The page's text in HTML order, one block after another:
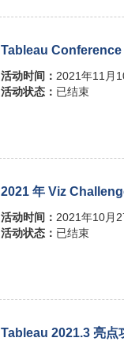
Tableau Conference
活动时间： 2021年11月
活动状态： 已结束
2021 年 Viz
活动时间： 2021年10月
活动状态： 已结束
Tableau 2021.3 亮点